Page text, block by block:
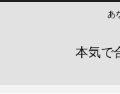
あ
本気で